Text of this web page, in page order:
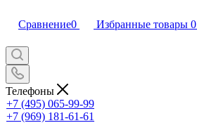
Сравнение0 Избранные товары 0
Телефоны
+7 (495) 065-99-99
+7 (969) 181-61-61